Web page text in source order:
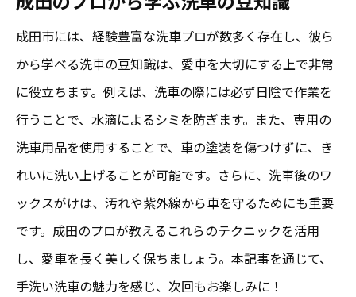
成田市には、経験豊富な洗車プロが数多く存在し、彼ら
から学べる洗車の豆知識は、愛車を大切にする上で非常
に役立ちます。例えば、洗車の際には必ず日陰で作業を
行うことで、水滴によるシミを防ぎます。また、専用の
洗車用品を使用することで、車の塗装を傷つけずに、き
れいに洗い上げることが可能です。さらに、洗車後のワ
ックスがけは、汚れや紫外線から車を守るためにも重要
です。成田のプロが教えるこれらのテクニックを活用
し、愛車を長く美しく保ちましょう。本記事を通じて、
手洗い洗車の魅力を感じ、次回もお楽しみに！